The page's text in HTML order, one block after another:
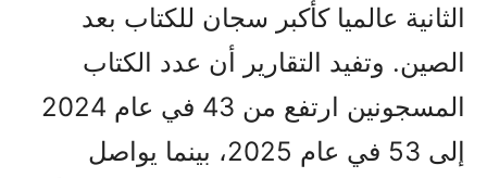
الثانية عالميا كأكبر سجان للكتاب بعد
الصين. وتفيد التقارير أن عدد الكتاب
المسجونين ارتفع من 43 في عام 2024
إلى 53 في عام 2025، بينما يواصل